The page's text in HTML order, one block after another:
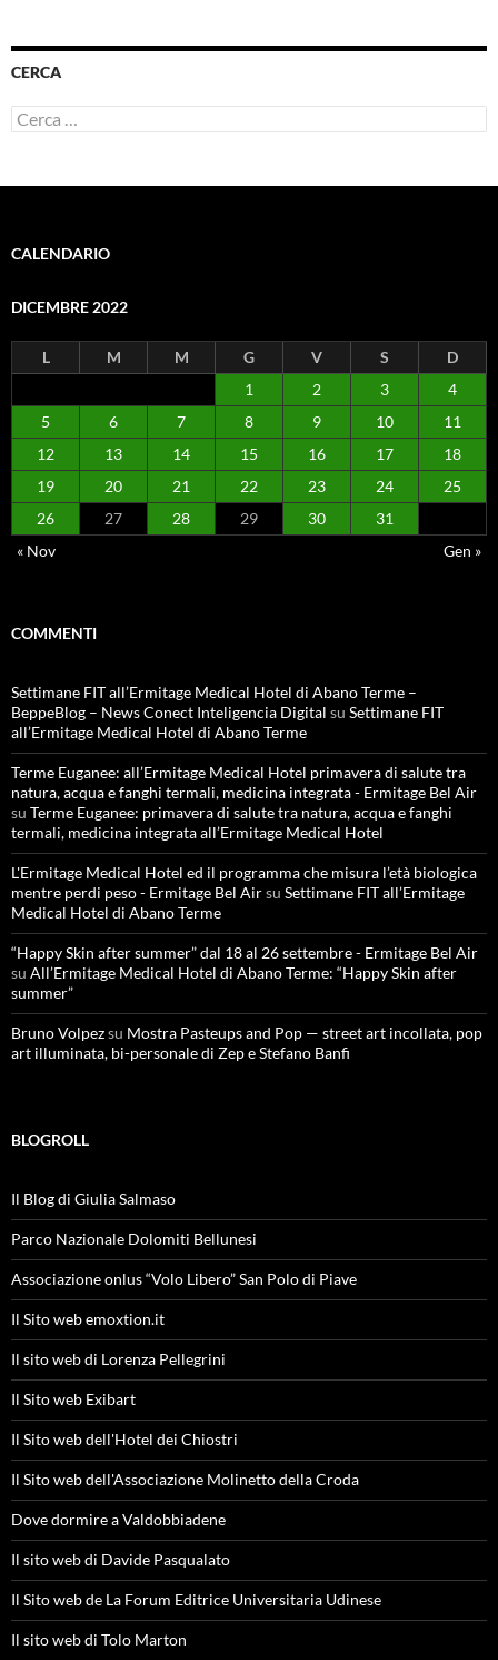
CERCA
Ricerca
per:
CALENDARIO
DICEMBRE 2022
L M M G V S
D
1
2 3
4
5
6 7 8 9 10
11
12
13 14 15 16 17
18
19
20 21 22 23 24
25
26
27 28 29 30
31
« Nov
Gen »
COMMENTI
Settimane FIT all’Ermitage Medical Hotel di Abano Terme –
BeppeBlog – News Conect Inteligencia Digital su Settimane FIT
all’Ermitage Medical Hotel di Abano Terme
Terme Euganee: all’Ermitage Medical Hotel primavera di salute tra
natura, acqua e fanghi termali, medicina integrata - Ermitage Bel Air
su Terme Euganee: primavera di salute tra natura, acqua e fanghi
termali, medicina integrata all’Ermitage Medical Hotel
L'Ermitage Medical Hotel ed il programma che misura l’età biologica
mentre perdi peso - Ermitage Bel Airsu Settimane FIT all’Ermitage
Medical Hotel di Abano Terme
“Happy Skin after summer” dal 18 al 26 settembre - Ermitage Bel Air
su All’Ermitage Medical Hotel di Abano Terme: “Happy Skin after
summer”
Bruno Volpezsu Mostra Pasteups and Pop — street art incollata, pop
art illuminata, bi-personale di Zep e Stefano Banfi
BLOGROLL
Il Blog di Giulia Salmaso
Parco Nazionale Dolomiti Bellunesi
Associazione onlus “Volo Libero” San Polo di Piave
Il Sito web emoxtion.it
Il sito web di Lorenza Pellegrini
Il Sito web Exibart
Il Sito web dell'Hotel dei Chiostri
Il Sito web dell'Associazione Molinetto della Croda
Dove dormire a Valdobbiadene
Il sito web di Davide Pasqualato
Il Sito web de La Forum Editrice Universitaria Udinese
Il sito web di Tolo Marton